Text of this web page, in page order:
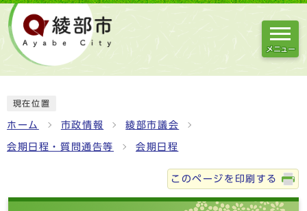
メニュー
現在位置
ホーム 市政情報 綾部市議会
会期日程・質問通告等 会期日程
このページを印刷する